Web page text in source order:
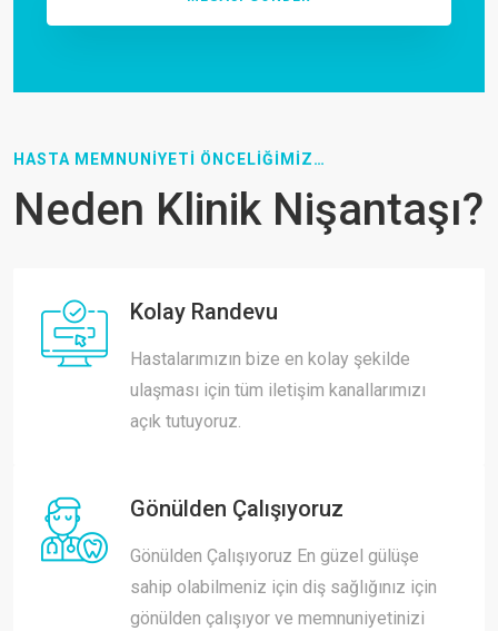
HASTA MEMNUNİYETİ ÖNCELİĞİMİZ…
Neden Klinik Nişantaşı?
Kolay Randevu
Hastalarımızın bize en kolay şekilde
ulaşması için tüm iletişim kanallarımızı
açık tutuyoruz.
Gönülden Çalışıyoruz
Gönülden Çalışıyoruz En güzel gülüşe
sahip olabilmeniz için diş sağlığınız için
gönülden çalışıyor ve memnuniyetinizi